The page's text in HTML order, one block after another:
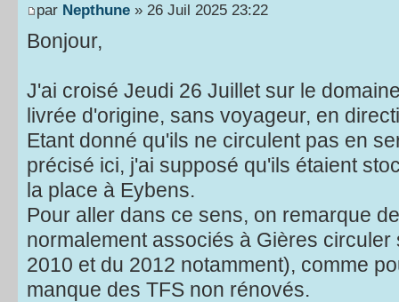
par Nepthune » 26 Juil 2025 23:22
Bonjour,
J'ai croisé Jeudi 26 Juillet sur le
livrée d'origine, sans voyageur, en
Etant donné qu'ils ne circulent pas en
précisé ici, j'ai supposé qu'ils étaient
la place à Eybens.
Pour aller dans ce sens, on remarque
normalement associés à Gières circuler
2010 et du 2012 notamment), comme
manque des TFS non rénovés.